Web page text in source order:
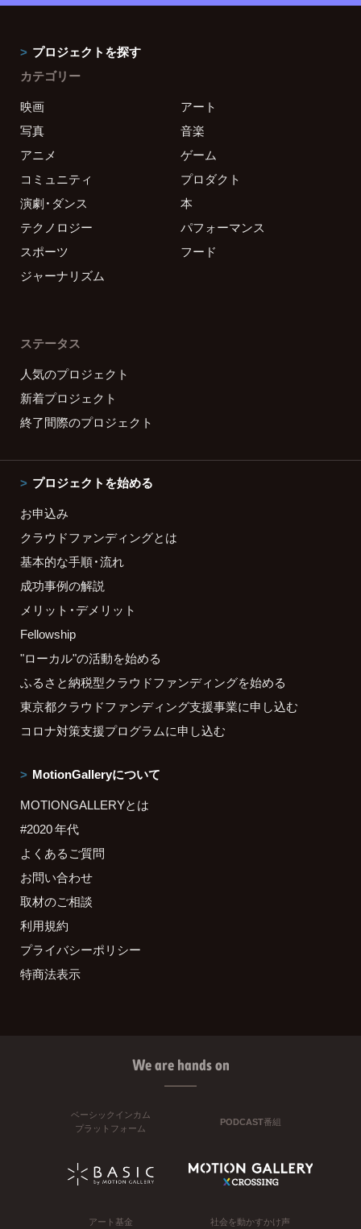
プロジェクトを探す
カテゴリー
映画
アート
写真
音楽
アニメ
ゲーム
コミュニティ
プロダクト
演劇・ダンス
本
テクノロジー
パフォーマンス
スポーツ
フード
ジャーナリズム
ステータス
人気のプロジェクト
新着プロジェクト
終了間際のプロジェクト
プロジェクトを始める
お申込み
クラウドファンディングとは
基本的な手順・流れ
成功事例の解説
メリット・デメリット
Fellowship
"ローカル"の活動を始める
ふるさと納税型クラウドファンディングを始める
東京都クラウドファンディング支援事業に申し込む
コロナ対策支援プログラムに申し込む
MotionGalleryについて
MOTIONGALLERYとは
#2020 年代
よくあるご質問
お問い合わせ
取材のご相談
利用規約
プライバシーポリシー
特商法表示
We are hands on
ベーシックインカム
プラットフォーム
PODCAST番組
アート基金 社会を動かすかけ声